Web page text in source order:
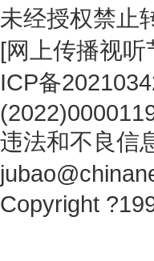
未经授权禁止
[网上传播视
ICP备
违法和不良信
Copyright